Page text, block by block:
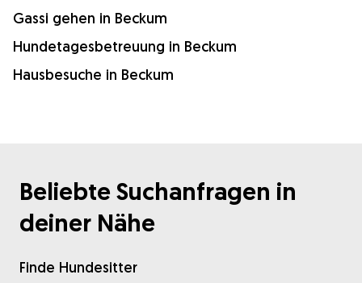
Gassi gehen in Beckum
Hundetagesbetreuung in Beckum
Hausbesuche in Beckum
Beliebte Suchanfragen in
deiner Nähe
Finde Hundesitter